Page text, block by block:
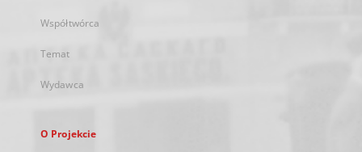
Współtwórca
Temat
Wydawca
O Projekcie